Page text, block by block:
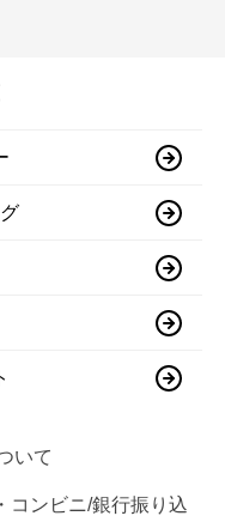
いて
コンビニ/銀行振り込